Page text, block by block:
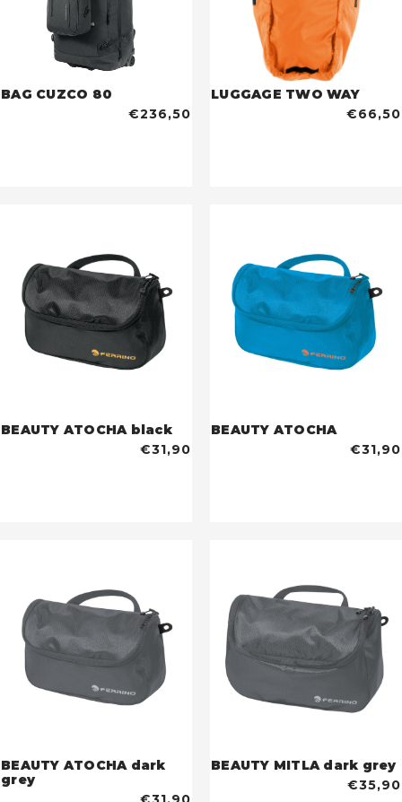
BAG CUZCO 80
€236,50
LUGGAGE TWO WAY
€66,50
BEAUTY ATOCHA black
€31,90
BEAUTY ATOCHA
€31,90
BEAUTY ATOCHA dark
grey
BEAUTY MITLA dark grey
€35,90